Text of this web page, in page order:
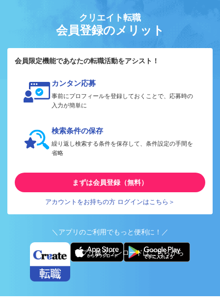
クリエイト転職
会員登録のメリット
会員限定機能であなたの転職活動をアシスト！
カンタン応募
事前にプロフィールを登録しておくことで、応募時の
入力が簡単に
検索条件の保存
繰り返し検索する条件を保存して、条件設定の手間を
省略
まずは会員登録（無料）
アカウントをお持ちの方 ログインはこちら＞
＼アプリのご利用でもっと便利に！／
アプリ版ダウンロードはこちらから